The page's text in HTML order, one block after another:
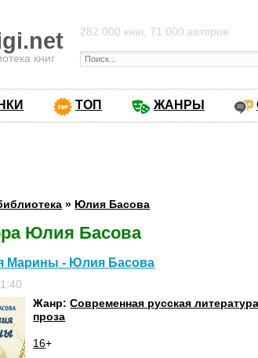
книг
282 000 книг, 71 000 авторов
ТОП ЖАНРЫ
» Юлия Басова
Юлия Басова
Марины - Юлия Басова
Жанр:Современная русская литература
проза
16+